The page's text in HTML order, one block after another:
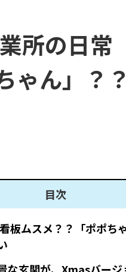
所の日常
ゃん」？？
目次
板ムスメ？？「ポポち